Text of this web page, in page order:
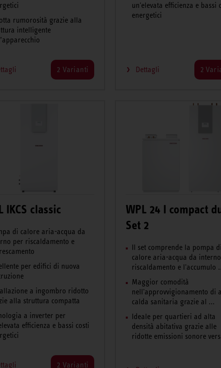
rumorosità grazie alla
intelligente
2 Varianti
un'elevata efficienza e bassi
energetici
Dettagli 2
IKCS classic
di calore aria-acqua da
per riscaldamento e
per edifici di nuova
a ingombro ridotto
alla struttura compatta
a inverter per
efficienza e bassi costi
2 Varianti
WPL 24 I compact
Set 2
Il set comprende la pompa
calore aria-acqua da
riscaldamento e l'accumulo
Maggior comodità
nell'approvvigionamento di
calda sanitaria grazie al ...
Ideale per quartieri ad alta
densità abitativa grazie alle
ridotte emissioni sonore